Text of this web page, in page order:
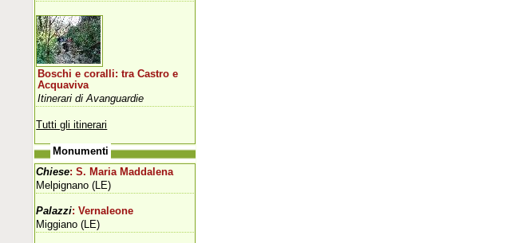
Boschi e coralli: tra Castro e
Acquaviva
Itinerari di Avanguardie
Tutti gli itinerari
Monumenti
Chiese: S. Maria Maddalena
Melpignano (LE)
Palazzi: Vernaleone
Miggiano (LE)